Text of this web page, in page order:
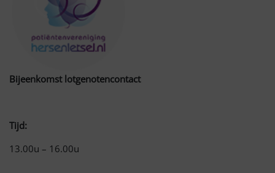
Bijeenkomst lotgenotencontact
Tijd:
13.00u – 16.00u